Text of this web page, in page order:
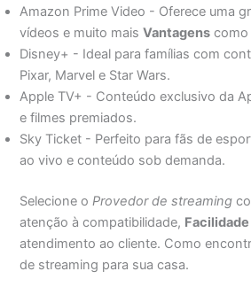
Amazon Prime Video - Oferece uma
vídeos e muito maisVantagens como
Disney+ - Ideal para famílias com
Pixar, Marvel e Star Wars.
Apple TV+ - Conteúdo exclusivo da
e filmes premiados.
Sky Ticket - Perfeito para fãs de
ao vivo e conteúdo sob demanda.
Selecione oProvedor de streaming
atenção à compatibilidade,
atendimento ao cliente. Como
de streaming para sua casa.